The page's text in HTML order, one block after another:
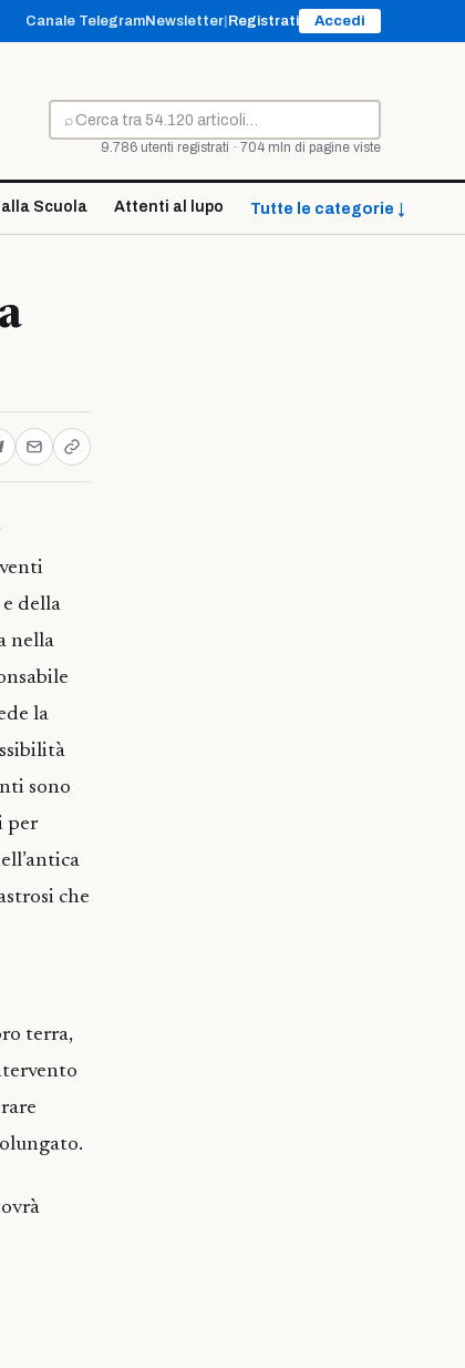
Canale TelegramNewsletter Registrati Accedi
⌕
Cerca
9.786 utenti registrati · 704 mln di pagine viste
alla Scuola Attenti al lupo Tutte le categorie ↓
della
nella
la
sono
per
che
terra,